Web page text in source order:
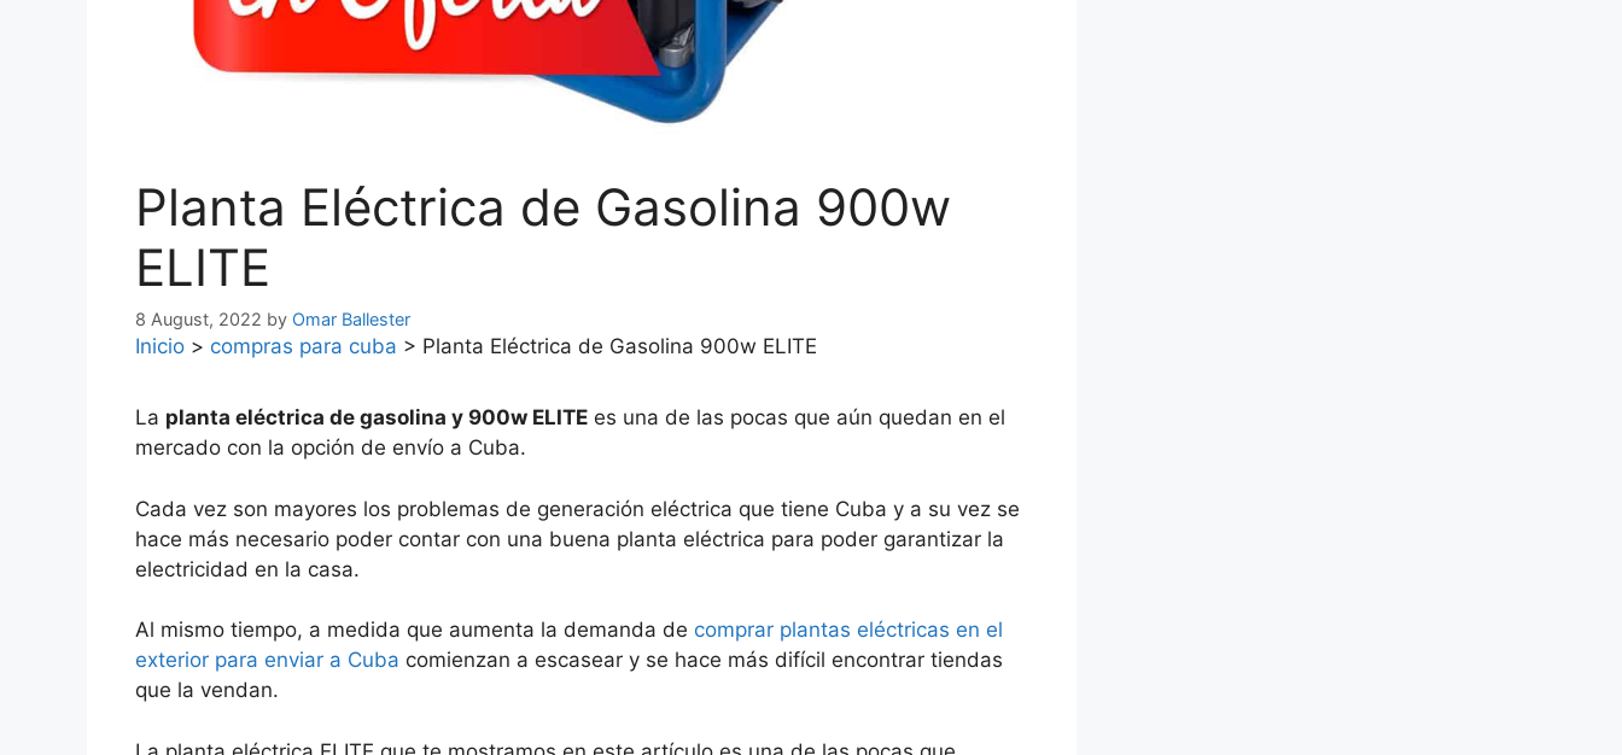
Planta Eléctrica de Gasolina 900w
ELITE
8 August, 2022 by Omar Ballester
Inicio > compras para cuba > Planta Eléctrica de Gasolina 900w ELITE
La planta eléctrica de gasolina y 900w ELITE es una de las pocas que aún quedan en el
mercado con la opción de envío a Cuba.
Cada vez son mayores los problemas de generación eléctrica que tiene Cuba y a su vez se
hace más necesario poder contar con una buena planta eléctrica para poder garantizar la
electricidad en la casa.
Al mismo tiempo, a medida que aumenta la demanda de comprar plantas eléctricas en el
exterior para enviar a Cuba comienzan a escasear y se hace más difícil encontrar tiendas
que la vendan.